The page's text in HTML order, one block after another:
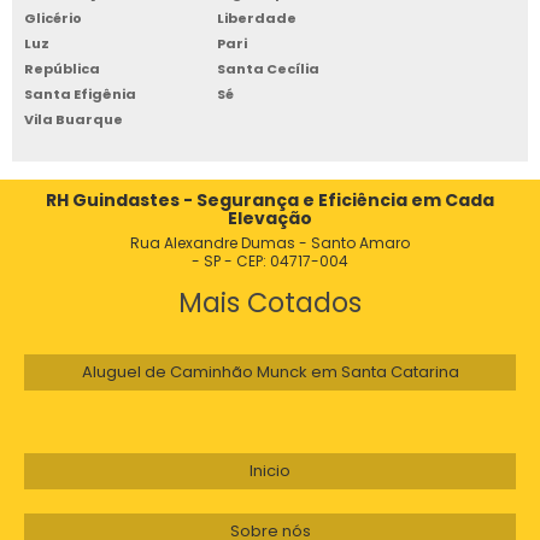
GRUA GUINDASTE PREÇO
GRUA HIDRAULICA
GRUA INDUSTRIAL
GRUA LOCAÇÃO
GRUA LUFFING COM CABINE INOVADORA
GRUA LUFFING PARA MOVIMENTAÇÃO
GRUA OBRAS
Glicério
Liberdade
Luz
Pari
República
Santa Cecília
Santa Efigênia
Sé
Vila Buarque
RH Guindastes - Segurança e Eficiência em Cada
Elevação
Rua Alexandre Dumas - Santo Amaro
- SP - CEP: 04717-004
Mais Cotados
Aluguel de Caminhão Munck em Santa Catarina
Inicio
Sobre nós